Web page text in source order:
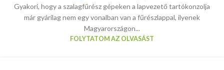
Gyakori, hogy a szalagfűrész gépeken a lapvezető tartókonzolja
már gyárilag nem egy vonalban van a fűrészlappal, ilyenek
Magyarországon...
FOLYTATOM AZ OLVASÁST